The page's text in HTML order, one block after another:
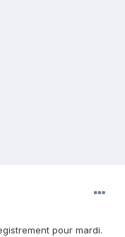
pour mardi.